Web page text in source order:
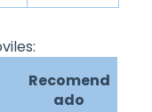
Recomend
ado